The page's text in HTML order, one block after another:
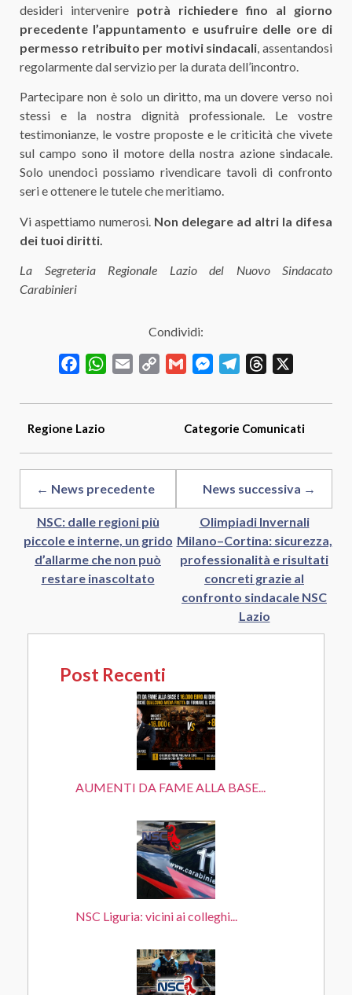
desideri intervenire potrà richiedere fino al giorno
precedente l’appuntamento e usufruire delle ore di
permesso retribuito per motivi sindacali, assentandosi
regolarmente dal servizio per la durata dell’incontro.
Partecipare non è solo un diritto, ma un dovere verso noi
stessi e la nostra dignità professionale. Le vostre
testimonianze, le vostre proposte e le criticità che vivete
sul campo sono il motore della nostra azione sindacale.
Solo unendoci possiamo rivendicare tavoli di confronto
seri e ottenere le tutele che meritiamo.
Vi aspettiamo numerosi. Non delegare ad altri la difesa
dei tuoi diritti.
La Segreteria Regionale Lazio del Nuovo Sindacato
Carabinieri
Condividi:
FacebookWhatsApp
Email
Copy
Gmail MessengerTelegramThreads
Regione Lazio Categorie Comunicati
← News precedente
NSC: dalle regioni più
piccole e interne, un grido
d’allarme che non può
restare inascoltato
News successiva →
Olimpiadi Invernali
Milano–Cortina: sicurezza,
professionalità e risultati
concreti grazie al
confronto sindacale NSC
Lazio
Post Recenti
AUMENTI DA FAME ALLA BASE...
NSC Liguria: vicini ai colleghi...